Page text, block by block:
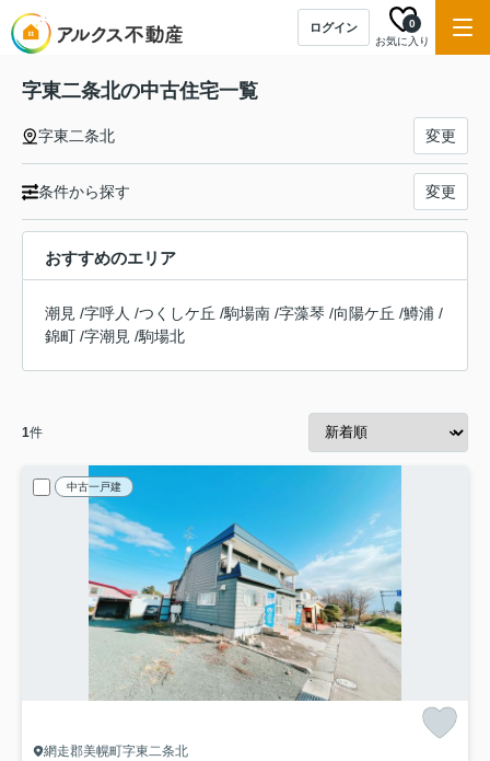
ログイン
お気に入り
0
字東二条北の中古住宅一覧
字東二条北 変更
条件から探す 変更
おすすめのエリア
潮見 /字呼人 /つくしケ丘 /駒場南 /字藻琴 /向陽ケ丘 /鱒浦 /
錦町 /字潮見 /駒場北
1件
中古一戸建
網走郡美幌町字東二条北